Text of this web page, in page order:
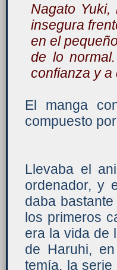
Nagato
insegura
en el
de lo
confianza y a
El manga
compuesto
Llevaba el
ordenador, y
daba
los primeros
era la vida de
de Haruhi,
temía, la